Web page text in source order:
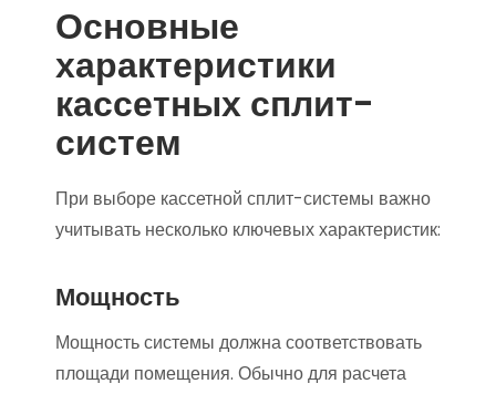
Основные
характеристики
кассетных сплит-
систем
При выборе кассетной сплит-системы важно
учитывать несколько ключевых характеристик:
Мощность
Мощность системы должна соответствовать
площади помещения. Обычно для расчета